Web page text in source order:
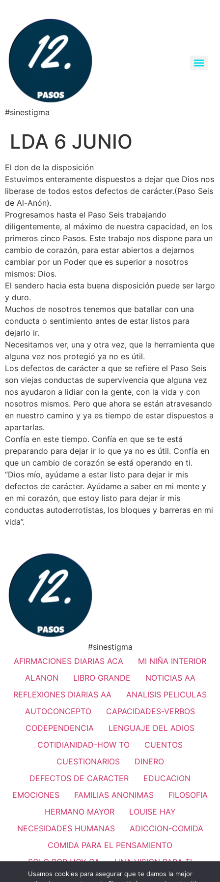
#sinestigma
LDA 6 JUNIO
El don de la disposición
Estuvimos enteramente dispuestos a dejar que Dios nos
liberase de todos estos defectos de carácter.(Paso Seis
de Al-Anón).
Progresamos hasta el Paso Seis trabajando
diligentemente, al máximo de nuestra capacidad, en los
primeros cinco Pasos. Este trabajo nos dispone para un
cambio de corazón, para estar abiertos a dejarnos
cambiar por un Poder que es superior a nosotros
mismos: Dios.
El sendero hacia esta buena disposición puede ser largo
y duro.
Muchos de nosotros tenemos que batallar con una
conducta o sentimiento antes de estar listos para
dejarlo ir.
Necesitamos ver, una y otra vez, que la herramienta que
alguna vez nos protegió ya no es útil.
Los defectos de carácter a que se refiere el Paso Seis
son viejas conductas de supervivencia que alguna vez
nos ayudaron a lidiar con la gente, con la vida y con
nosotros mismos. Pero que ahora se están atravesando
en nuestro camino y ya es tiempo de estar dispuestos a
apartarlas.
Confía en este tiempo. Confía en que se te está
preparando para dejar ir lo que ya no es útil. Confía en
que un cambio de corazón se está operando en ti.
“Dios mío, ayúdame a estar listo para dejar ir mis
defectos de carácter. Ayúdame a saber en mi mente y
en mi corazón, que estoy listo para dejar ir mis
conductas autoderrotistas, los bloques y barreras en mi
vida”.
#sinestigma
AFIRMACIONES DIARIAS ACA
MI NIÑA INTERIOR
ALANON
LIBRO GRANDE
NOTICIAS AA
REFLEXIONES DIARIAS AA
ANALISIS PELICULAS
AUTOCONCEPTO
CAPACIDADES-VERBOS
CODEPENDENCIA
LENGUAJE DEL ADIOS
COTIDIANIDAD-HOW TO
CUENTOS
CUESTIONARIOS
DINERO
DEFECTOS DE CARACTER
EDUCACION
EMOCIONES
FAMILIAS ANONIMAS
FILOSOFIA
HERMANO MAYOR
LOUISE HAY
NECESIDADES HUMANAS
ADICCION-COMIDA
COMIDA PARA EL PENSAMIENTO
SOLO POR HOY OA
UNA VISION PARA TI
PASO 11
REFLEXIONES VALORES HUMANOS
Usamos cookies para asegurar que te damos la mejor